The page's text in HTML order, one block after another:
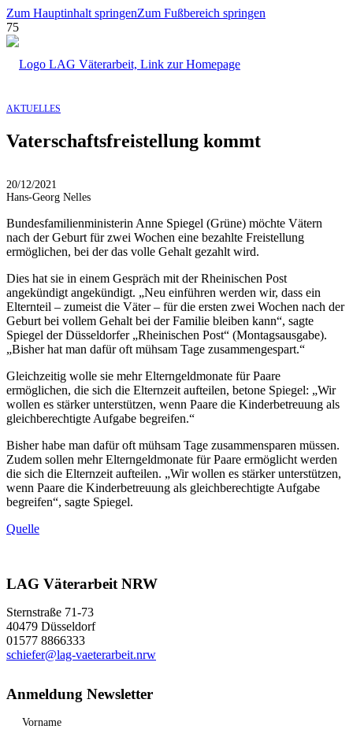
Zum Hauptinhalt springenZum Fußbereich springen
AKTUELLES
Vaterschaftsfreistellung kommt
20/12/2021
Hans-Georg Nelles
Bundesfamilienministerin Anne Spiegel (Grüne) möchte Vätern
nach der Geburt für zwei Wochen eine bezahlte Freistellung
ermöglichen, bei der das volle Gehalt gezahlt wird.
Dies hat sie in einem Gespräch mit der Rheinischen Post
angekündigt angekündigt. „Neu einführen werden wir, dass ein
Elternteil – zumeist die Väter – für die ersten zwei Wochen nach der
Geburt bei vollem Gehalt bei der Familie bleiben kann“, sagte
Spiegel der Düsseldorfer „Rheinischen Post“ (Montagsausgabe).
„Bisher hat man dafür oft mühsam Tage zusammengespart.“
Gleichzeitig wolle sie mehr Elterngeldmonate für Paare
ermöglichen, die sich die Elternzeit aufteilen, betone Spiegel: „Wir
wollen es stärker unterstützen, wenn Paare die Kinderbetreuung als
gleichberechtigte Aufgabe begreifen.“
Bisher habe man dafür oft mühsam Tage zusammensparen müssen.
Zudem sollen mehr Elterngeldmonate für Paare ermöglicht werden
die sich die Elternzeit aufteilen. „Wir wollen es stärker unterstützen,
wenn Paare die Kinderbetreuung als gleichberechtigte Aufgabe
begreifen“, sagte Spiegel.
Quelle
LAG Väterarbeit NRW
Sternstraße 71-73
40479 Düsseldorf
01577 8866333
schiefer@lag-vaeterarbeit.nrw
Anmeldung Newsletter
Vorname